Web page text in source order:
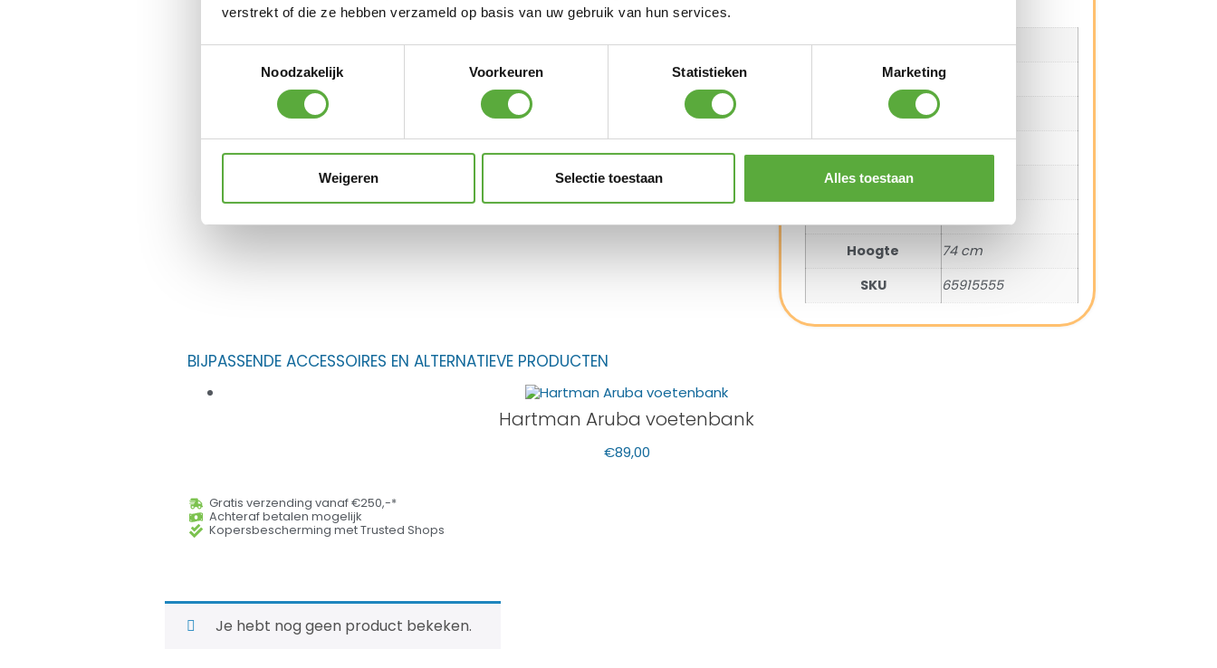
verstrekt of die ze hebben verzameld op basis van uw gebruik van hun services.
Noodzakelijk
Voorkeuren Statistieken Marketing
Weigeren Selectie toestaan Alles toestaan
Merk
Hartman
Kleur
Antraciet
Materiaal
Lengte
Hoogte
74 cm
SKU
65915555
BIJPASSENDE ACCESSOIRES EN ALTERNATIEVE PRODUCTEN
Hartman Aruba voetenbank
€89,00
Gratis verzending vanaf €250,-*
Achteraf betalen mogelijk
Kopersbescherming met Trusted Shops
Je hebt nog geen product bekeken.